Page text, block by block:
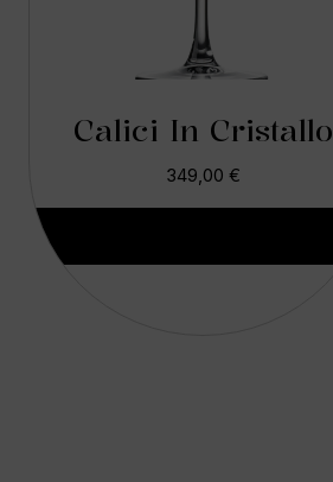
Calici In Cristallo
349,00 €